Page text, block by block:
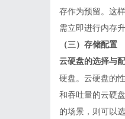
存作为预留。这
需立即进行内存升
（三）存储配置
云硬盘的选择与
硬盘。云硬盘的
和吞吐量的云硬
的场景，则可以